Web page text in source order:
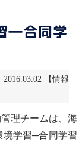
―合同学
【情報
理チームは、海
境学習─合同学習